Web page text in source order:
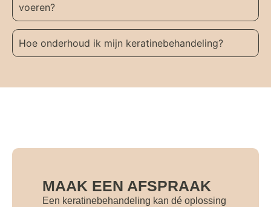
voeren?
Hoe onderhoud ik mijn keratinebehandeling?
MAAK EEN AFSPRAAK
Een keratinebehandeling kan dé oplossing